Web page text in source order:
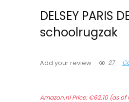
DELSEY PARIS
schoolrugzak
Add your review 27
Amazon.nl Price:€62.10(as of